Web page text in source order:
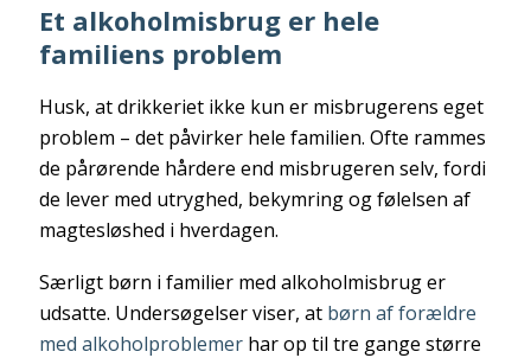
Et alkoholmisbrug er hele
familiens problem
Husk, at drikkeriet ikke kun er misbrugerens eget
problem – det påvirker hele familien. Ofte rammes
de pårørende hårdere end misbrugeren selv, fordi
de lever med utryghed, bekymring og følelsen af
magtesløshed i hverdagen.
Særligt børn i familier med alkoholmisbrug er
udsatte. Undersøgelser viser, at børn af forældre
med alkoholproblemerhar op til tre gange større